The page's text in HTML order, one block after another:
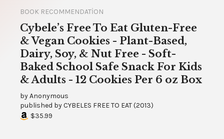
BOOK RECOMMENDATION
Cybele’s Free To Eat Gluten-Free
& Vegan Cookies - Plant-Based,
Dairy, Soy, & Nut Free - Soft-
Baked School Safe Snack For Kids
& Adults - 12 Cookies Per 6 oz Box
byAnonymous
published byCYBELES FREE TO EAT(2013)
$35.99